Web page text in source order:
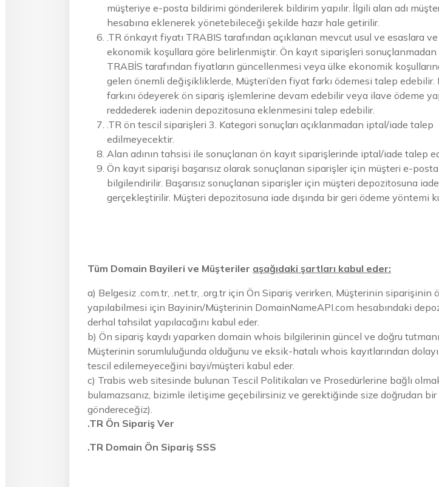
müşteriye e-posta bildirimi gönderilerek bildirim yapılır. İlgili alan adı
hesabına eklenerek yönetebileceği şekilde hazır hale getirilir.
.TR önkayıt fiyatı TRABIS tarafından açıklanan mevcut usul ve esaslara
ekonomik koşullara göre belirlenmiştir. Ön kayıt siparişleri sonuçlanmadan
TRABİS tarafından fiyatların güncellenmesi veya ülke ekonomik
gelen önemli değişikliklerde, Müşteri’den fiyat farkı ödemesi talep
farkını ödeyerek ön sipariş işlemlerine devam edebilir veya ilave ödeme
reddederek iadenin depozitosuna eklenmesini talep edebilir.
.TR ön tescil siparişleri 3. Kategori sonuçları açıklanmadan iptal/iade talep
edilmeyecektir.
Alan adının tahsisi ile sonuçlanan ön kayıt siparişlerinde iptal/iade talep
Ön kayıt siparişi başarısız olarak sonuçlanan siparişler için müşteri e-
bilgilendirilir. Başarısız sonuçlanan siparişler için müşteri depozitosuna
gerçekleştirilir. Müşteri depozitosuna iade dışında bir geri ödeme yöntemi
Tüm Domain Bayileri ve Müşteriler aşağıdaki şartları kabul eder:
a) Belgesiz .com.tr, .net.tr, .org.tr için Ön Sipariş verirken, Müşterinin siparişinin
yapılabilmesi için Bayinin/Müşterinin DomainNameAPI.com hesabındaki
derhal tahsilat yapılacağını kabul eder.
b) Ön sipariş kaydı yaparken domain whois bilgilerinin güncel ve doğru
Müşterinin sorumluluğunda olduğunu ve eksik-hatalı whois kayıtlarından
tescil edilemeyeceğini bayi/müşteri kabul eder.
c) Trabis web sitesinde bulunan Tescil Politikaları ve Prosedürlerine bağlı
bulamazsanız, bizimle iletişime geçebilirsiniz ve gerektiğinde size doğrudan bir
göndereceğiz).
.TR Ön Sipariş Ver
.TR Domain Ön Sipariş SSS